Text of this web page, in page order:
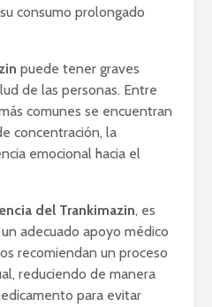
consumo prolongado
puede tener graves
de las personas. Entre
comunes se encuentran
concentración, la
emocional hacia el
del Trankimazin, es
adecuado apoyo médico
recomiendan un proceso
reduciendo de manera
para evitar